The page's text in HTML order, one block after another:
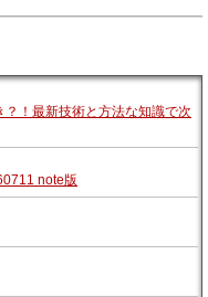
？！最新技術と方法な知識で次
note版